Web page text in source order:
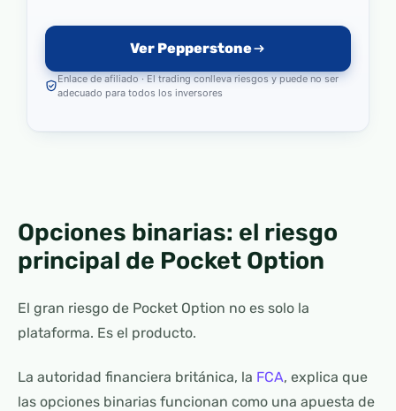
Ver Pepperstone
Enlace de afiliado · El trading conlleva riesgos y puede no ser
adecuado para todos los inversores
Opciones binarias: el riesgo
principal de Pocket Option
El gran riesgo de Pocket Option no es solo la
plataforma. Es el producto.
La autoridad financiera británica, la FCA, explica que
las opciones binarias funcionan como una apuesta de